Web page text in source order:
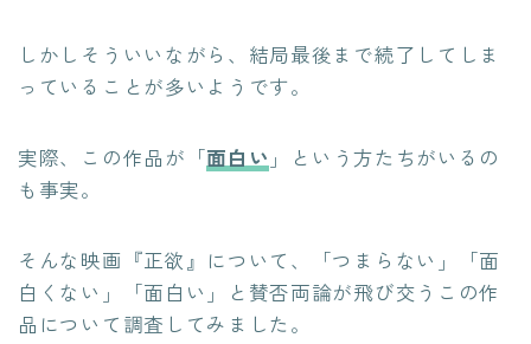
しかしそういいながら、結局最後まで続了してしま
っていることが多いようです。
実際、この作品が「面白い 」という方たちがいるの
も事実。
そんな映画『正欲』について、「つまらない」「面
白くない」「面白い」と賛否両論が飛び交うこの作
品について調査してみました。